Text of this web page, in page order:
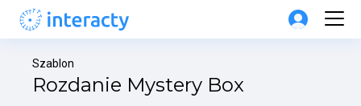
Szablon
Rozdanie Mystery Box